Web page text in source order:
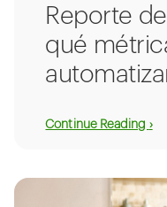
Reporte
qué
Continue Reading